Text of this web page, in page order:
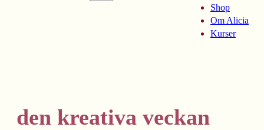
Shop
Om Alicia
Kurser
den kreativa veckan